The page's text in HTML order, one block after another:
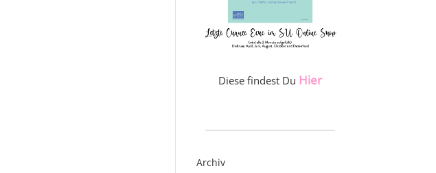
Diese findest Du Hier
Archiv